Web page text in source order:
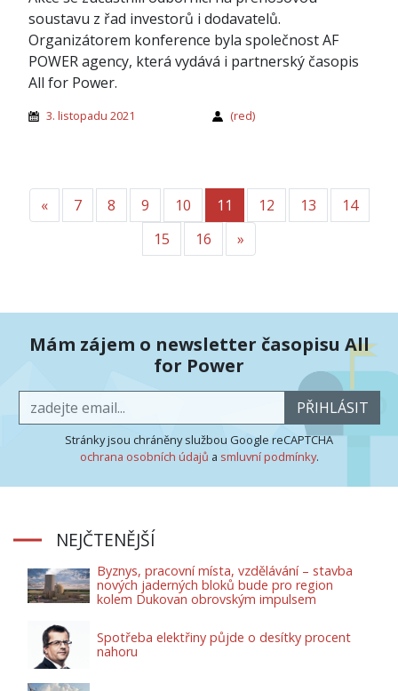
soustavu z řad investorů i dodavatelů.
Organizátorem konference byla společnost AF
POWER agency, která vydává i partnerský časopis
All for Power.
3. listopadu 2021 (red)
«Předchozí
7 8 9 10 11 12 13
14
15
16 »
Mám zájem o newsletter časopisu All
for Power
PŘIHLÁSIT
Stránky jsou chráněny službou Google reCAPTCHA
ochrana osobních údajů a smluvní podmínky.
NEJČTENĚJŠÍ
Byznys, pracovní místa, vzdělávání – stavba
nových jaderných bloků bude pro region
kolem Dukovan obrovským impulsem
Spotřeba elektřiny půjde o desítky procent
nahoru